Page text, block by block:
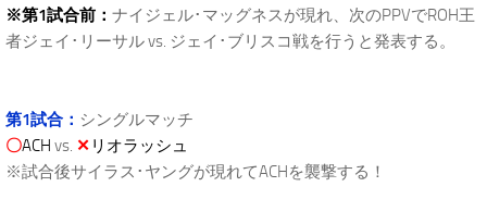
※第1試合前： ナイジェル･マッグネスが現れ、次のPPVでROH王
者ジェイ･リーサル vs. ジェイ･ブリスコ戦を行うと発表する。
第1試合： シングルマッチ
〇ACH vs. ✕ リオラッシュ
※試合後サイラス･ヤングが現れてACHを襲撃する！